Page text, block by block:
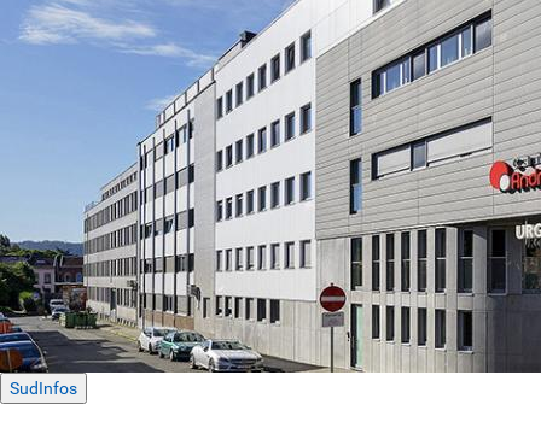
SudInfos